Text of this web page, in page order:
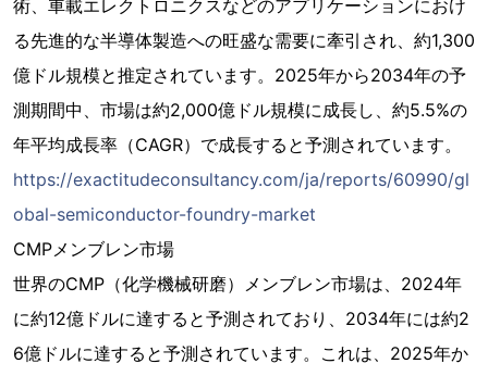
術、車載エレクトロニクスなどのアプリケーションにおけ
る先進的な半導体製造への旺盛な需要に牽引され、約1,300
億ドル規模と推定されています。2025年から2034年の予
測期間中、市場は約2,000億ドル規模に成長し、約5.5%の
年平均成長率（CAGR）で成長すると予測されています。
https://exactitudeconsultancy.com/ja/reports/60990/gl
obal-semiconductor-foundry-market
CMPメンブレン市場
世界のCMP（化学機械研磨）メンブレン市場は、2024年
に約12億ドルに達すると予測されており、2034年には約2
6億ドルに達すると予測されています。これは、2025年か